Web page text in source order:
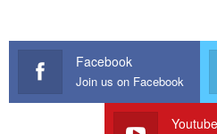
Facebook
Join us on Facebook
Youtube